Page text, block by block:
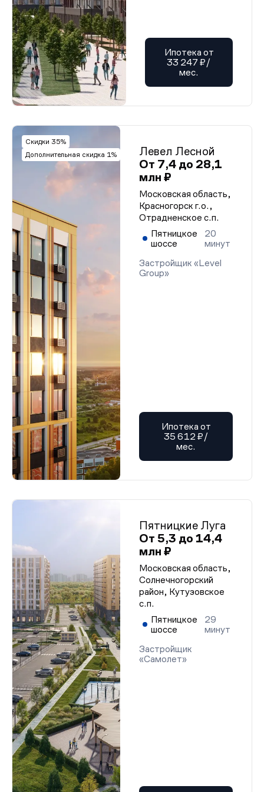
Ипотека от
33 247 ₽/
мес.
Скидки 35%
Дополнительная скидка 1%
Левел Лесной
От 7,4 до 28,1
млн ₽
Московская область,
Красногорск г.о.,
Отрадненское с.п.
Пятницкое
шоссе
20
минут
Застройщик «Level
Group»
Ипотека от
35 612 ₽/
мес.
Пятницкие Луга
От 5,3 до 14,4
млн ₽
Московская область,
Солнечногорский
район, Кутузовское
с.п.
Пятницкое
шоссе
29
минут
Застройщик
«Самолет»